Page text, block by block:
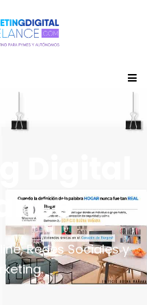
Redes Sociales y